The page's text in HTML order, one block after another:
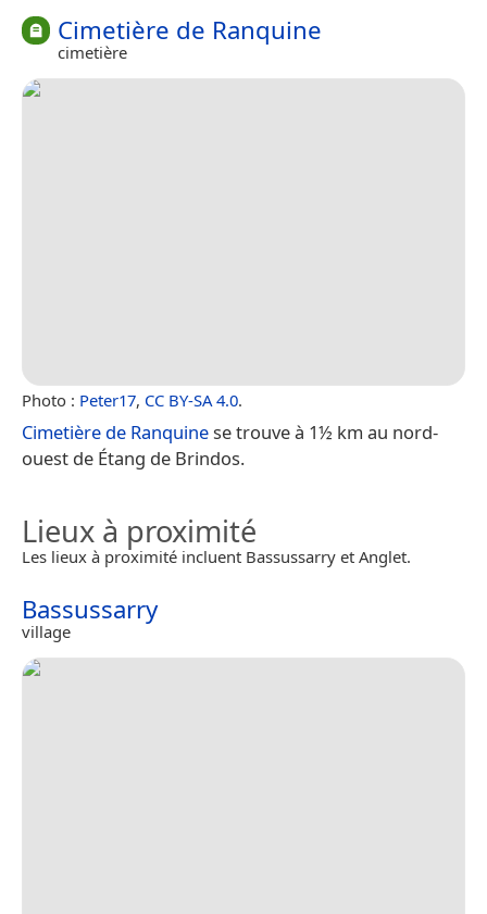
Cimetière de Ranquine
cimetière
Photo : Peter17, CC BY-SA 4.0.
Cimetière de Ranquinese trouve à 1½ km au nord-
ouest de Étang de Brindos.
Lieux à proximité
Les lieux à proximité incluent Bassussarry et Anglet.
Bassussarry
village